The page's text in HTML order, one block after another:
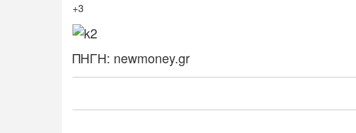
+3
ΠΗΓΗ: newmoney.gr